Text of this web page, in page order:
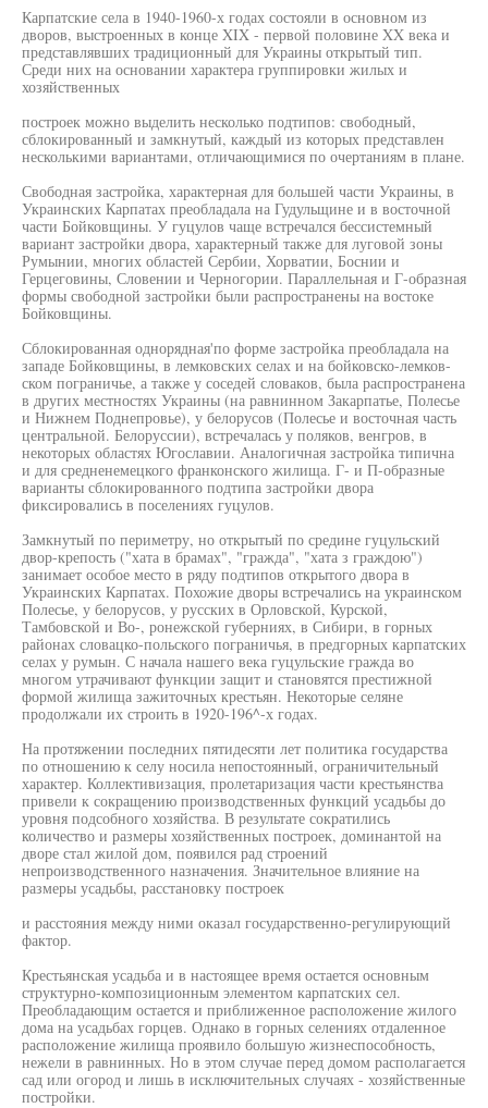
Карпатские села в 1940-1960-х годах состояли в основном из
дворов, выстроенных в конце XIX - первой половине XX века и
представлявших традиционный для Украины открытый тип.
Среди них на основании характера группировки жилых и
хозяйственных
построек можно выделить несколько подтипов: свободный,
сблокированный и замкнутый, каждый из которых представлен
несколькими вариантами, отличающимися по очертаниям в плане.
Свободная застройка, характерная для большей части Украины, в
Украинских Карпатах преобладала на Гудульщине и в восточной
части Бойковщины. У гуцулов чаще встречался бессистемный
вариант застройки двора, характерный также для луговой зоны
Румынии, многих областей Сербии, Хорватии, Боснии и
Герцеговины, Словении и Черногории. Параллельная и Г-образная
формы свободной застройки были распространены на востоке
Бойковщины.
Сблокированная однорядная'по форме застройка преобладала на
западе Бойковщины, в лемковских селах и на бойковско-лемков-
ском пограничье, а также у соседей словаков, была распространена
в других местностях Украины (на равнинном Закарпатье, Полесье
и Нижнем Поднепровье), у белорусов (Полесье и восточная часть
центральной. Белоруссии), встречалась у поляков, венгров, в
некоторых областях Югославии. Аналогичная застройка типична
и для средненемецкого франконского жилища. Г- и П-образные
варианты сблокированного подтипа застройки двора
фиксировались в поселениях гуцулов.
Замкнутый по периметру, но открытый по средине гуцульский
двор-крепость ("хата в брамах", "гражда", "хата з граждою")
занимает особое место в ряду подтипов открытого двора в
Украинских Карпатах. Похожие дворы встречались на украинском
Полесье, у белорусов, у русских в Орловской, Курской,
Тамбовской и Во-, ронежской губерниях, в Сибири, в горных
районах словацко-польского пограничья, в предгорных карпатских
селах у румын. С начала нашего века гуцульские гражда во
многом утрачивают функции защит и становятся престижной
формой жилища зажиточных крестьян. Некоторые селяне
продолжали их строить в 1920-196^-х годах.
На протяжении последних пятидесяти лет политика государства
по отношению к селу носила непостоянный, ограничительный
характер. Коллективизация, пролетаризация части крестьянства
привели к сокращению производственных функций усадьбы до
уровня подсобного хозяйства. В результате сократились
количество и размеры хозяйственных построек, доминантой на
дворе стал жилой дом, появился рад строений
непроизводственного назначения. Значительное влияние на
размеры усадьбы, расстановку построек
и расстояния между ними оказал государственно-регулирующий
фактор.
Крестьянская усадьба и в настоящее время остается основным
структурно-композиционным элементом карпатских сел.
Преобладающим остается и приближенное расположение жилого
дома на усадьбах горцев. Однако в горных селениях отдаленное
расположение жилища проявило большую жизнеспособность,
нежели в равнинных. Но в этом случае перед домом располагается
сад или огород и лишь в исключительных случаях - хозяйственные
постройки.